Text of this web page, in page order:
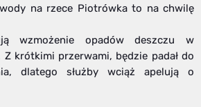
na rzece Piotrówka to na chwilę
wzmożenie opadów deszczu w
krótkimi przerwami, będzie padał do
dlatego służby wciąż apelują o